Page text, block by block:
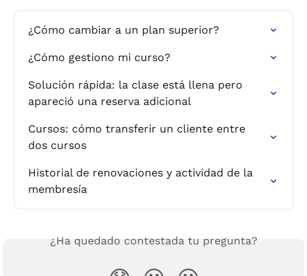
¿Cómo cambiar a un plan superior?
¿Cómo gestiono mi curso?
Solución rápida: la clase está llena pero
apareció una reserva adicional
Cursos: cómo transferir un cliente entre
dos cursos
Historial de renovaciones y actividad de la
membresía
¿Ha quedado contestada tu pregunta?